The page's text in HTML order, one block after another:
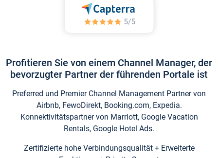
Profitieren Sie von einem Channel Manager, der
bevorzugter Partner der führenden Portale ist
Preferred und Premier Channel Management Partner von
Airbnb, FewoDirekt, Booking.com, Expedia.
Konnektivitätspartner von Marriott, Google Vacation
Rentals, Google Hotel Ads.
Zertifizierte hohe Verbindungsqualität + Erweiterte